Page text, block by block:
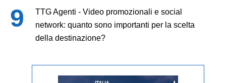
TTG Agenti - Video promozionali e social
network: quanto sono importanti per la scelta
della destinazione?